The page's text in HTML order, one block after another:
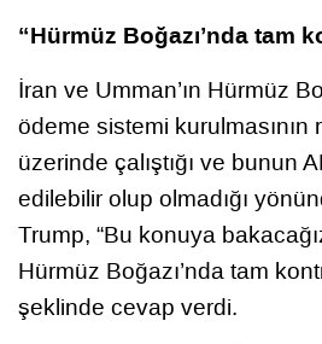
“Hürmüz Boğazı’nda tam
İran ve Umman’ın Hürmüz
ödeme sistemi kurulmasının
üzerinde çalıştığı ve bunun
edilebilir olup olmadığı
Trump, “Bu konuya
Hürmüz Boğazı’nda tam
şeklinde cevap verdi.